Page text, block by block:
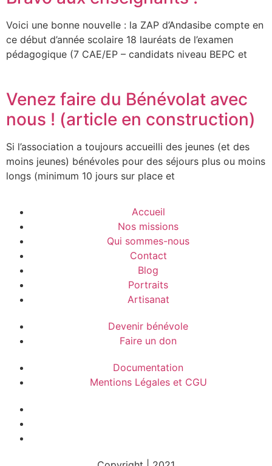
Voici une bonne nouvelle : la ZAP d’Andasibe compte en
ce début d’année scolaire 18 lauréats de l’examen
pédagogique (7 CAE/EP – candidats niveau BEPC et
Venez faire du Bénévolat avec
nous ! (article en construction)
Si l’association a toujours accueilli des jeunes (et des
moins jeunes) bénévoles pour des séjours plus ou moins
longs (minimum 10 jours sur place et
Accueil
Nos missions
Qui sommes-nous
Contact
Blog
Portraits
Artisanat
Devenir bénévole
Faire un don
Documentation
Mentions Légales et CGU